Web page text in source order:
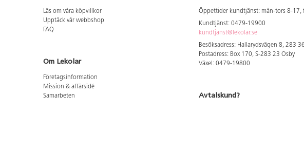
Läs om våra köpvillkor
Upptäck vår webbshop
FAQ
Om Lekolar
Företagsinformation
Mission & affärsidé
Samarbeten
Öppettider kundtjänst: mån-tors 8-17,
Kundtjänst: 0479-19900
kundtjanst@lekolar.se
Besöksadress: Hallarydsvägen 8, 283
Postadress: Box 170, S-283 23 Osby
Växel: 0479-19800
Avtalskund?